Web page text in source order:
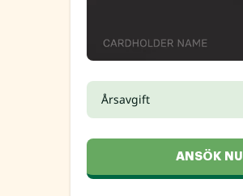
Årsavgift
ANSÖK NU